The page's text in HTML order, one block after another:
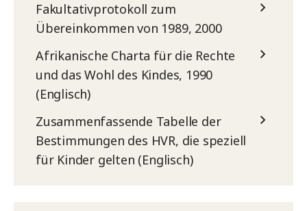
Fakultativprotokoll zum
Übereinkommen von 1989, 2000
Afrikanische Charta für die Rechte
und das Wohl des Kindes, 1990
(Englisch)
Zusammenfassende Tabelle der
Bestimmungen des HVR, die speziell
für Kinder gelten (Englisch)